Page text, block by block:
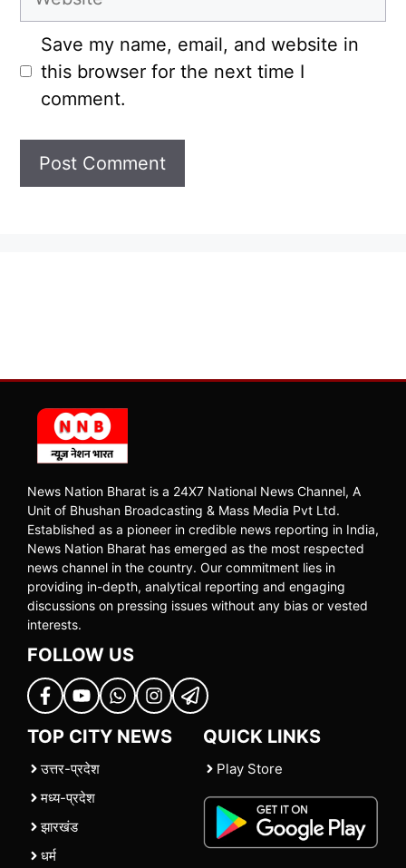
Save my name, email, and website in
this browser for the next time I
comment.
News Nation Bharat is a 24X7 National News Channel, A
Unit of Bhushan Broadcasting & Mass Media Pvt Ltd.
Established as a pioneer in credible news reporting in India,
News Nation Bharat has emerged as the most respected
news channel in the country. Our commitment lies in
providing in-depth, analytical reporting and engaging
discussions on pressing issues without any bias or vested
interests.
FOLLOW US
TOP CITY NEWS
उत्तर-प्रदेश
मध्य-प्रदेश
झारखंड
धर्म
QUICK LINKS
Play Store